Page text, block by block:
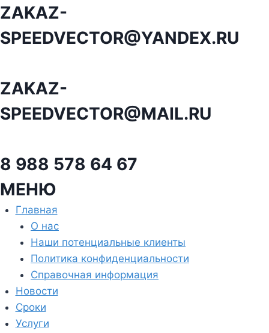
Перейти
содержанию
ZAKAZ-
SPEEDVECTOR@YANDEX.RU
ZAKAZ-
SPEEDVECTOR@MAIL.RU
8 988 578 64 67
МЕНЮ
Главная
О нас
Наши потенциальные клиенты
Политика конфиденциальности
Справочная информация
Новости
Сроки
Услуги